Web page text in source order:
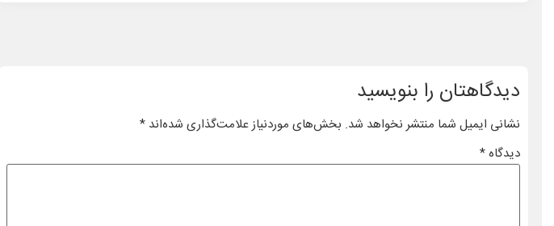
دیدگاهتان را بنویسید
نشانی ایمیل شما منتشر نخواهد شد. بخش‌های موردنیاز علامت‌گذاری شده‌اند*
دیدگاه*